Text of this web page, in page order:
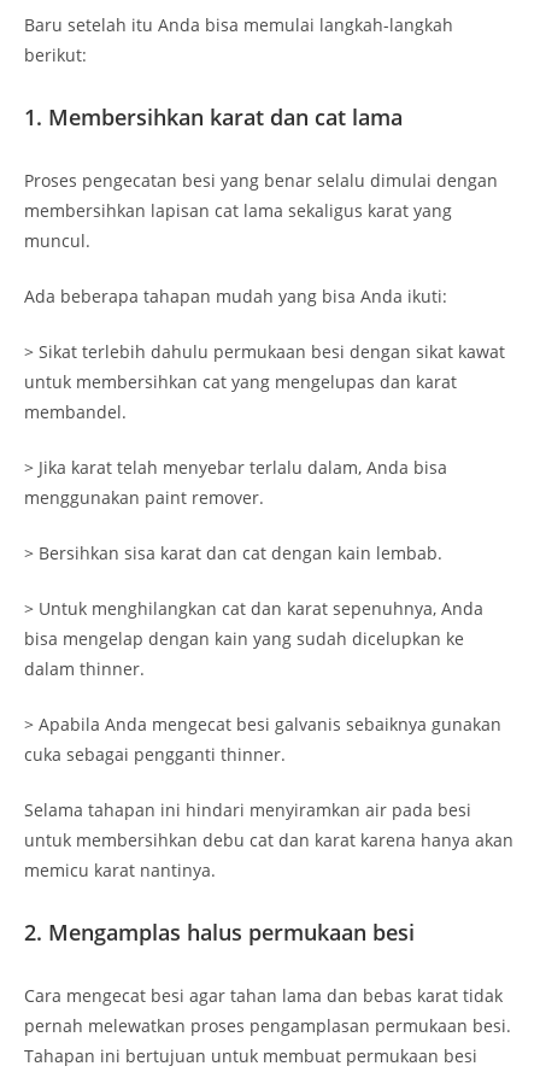
Baru setelah itu Anda bisa memulai langkah-langkah
berikut:
1. Membersihkan karat dan cat lama
Proses pengecatan besi yang benar selalu dimulai dengan
membersihkan lapisan cat lama sekaligus karat yang
muncul.
Ada beberapa tahapan mudah yang bisa Anda ikuti:
> Sikat terlebih dahulu permukaan besi dengan sikat kawat
untuk membersihkan cat yang mengelupas dan karat
membandel.
> Jika karat telah menyebar terlalu dalam, Anda bisa
menggunakan paint remover.
> Bersihkan sisa karat dan cat dengan kain lembab.
> Untuk menghilangkan cat dan karat sepenuhnya, Anda
bisa mengelap dengan kain yang sudah dicelupkan ke
dalam thinner.
> Apabila Anda mengecat besi galvanis sebaiknya gunakan
cuka sebagai pengganti thinner.
Selama tahapan ini hindari menyiramkan air pada besi
untuk membersihkan debu cat dan karat karena hanya akan
memicu karat nantinya.
2. Mengamplas halus permukaan besi
Cara mengecat besi agar tahan lama dan bebas karat tidak
pernah melewatkan proses pengamplasan permukaan besi.
Tahapan ini bertujuan untuk membuat permukaan besi